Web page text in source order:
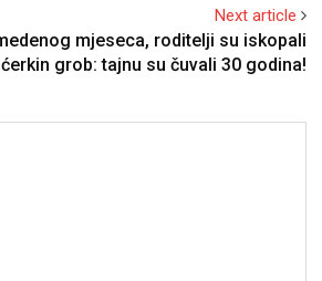
Next article
mjeseca, roditelji su iskopali
ćerkin grob: tajnu su čuvali 30 godina!